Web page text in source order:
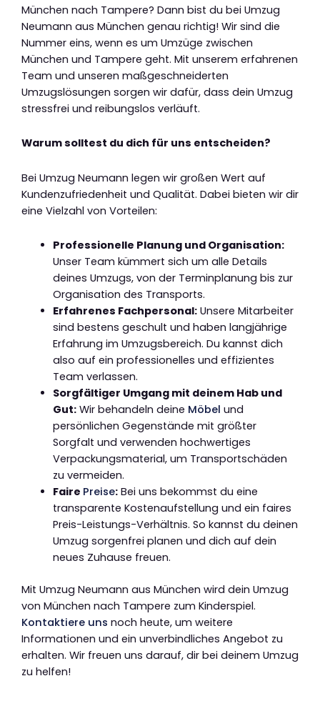
München nach Tampere? Dann bist du bei Umzug
Neumann aus München genau richtig! Wir sind die
Nummer eins, wenn es um Umzüge zwischen
München und Tampere geht. Mit unserem erfahrenen
Team und unseren maßgeschneiderten
Umzugslösungen sorgen wir dafür, dass dein Umzug
stressfrei und reibungslos verläuft.
Warum solltest du dich für uns entscheiden?
Bei Umzug Neumann legen wir großen Wert auf
Kundenzufriedenheit und Qualität. Dabei bieten wir dir
eine Vielzahl von Vorteilen:
Professionelle Planung und Organisation:
Unser Team kümmert sich um alle Details
deines Umzugs, von der Terminplanung bis zur
Organisation des Transports.
Erfahrenes Fachpersonal:Unsere Mitarbeiter
sind bestens geschult und haben langjährige
Erfahrung im Umzugsbereich. Du kannst dich
also auf ein professionelles und effizientes
Team verlassen.
Sorgfältiger Umgang mit deinem Hab und
Gut:Wir behandeln deine Möbel und
persönlichen Gegenstände mit größter
Sorgfalt und verwenden hochwertiges
Verpackungsmaterial, um Transportschäden
zu vermeiden.
Faire Preise:Bei uns bekommst du eine
transparente Kostenaufstellung und ein faires
Preis-Leistungs-Verhältnis. So kannst du deinen
Umzug sorgenfrei planen und dich auf dein
neues Zuhause freuen.
Mit Umzug Neumann aus München wird dein Umzug
von München nach Tampere zum Kinderspiel.
Kontaktiere uns noch heute, um weitere
Informationen und ein unverbindliches Angebot zu
erhalten. Wir freuen uns darauf, dir bei deinem Umzug
zu helfen!